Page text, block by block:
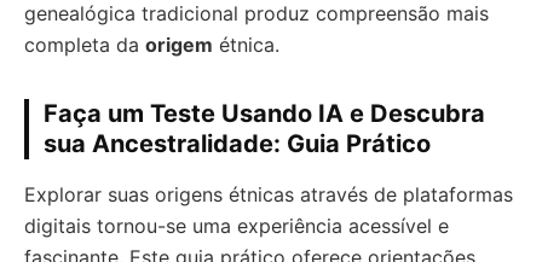
genealógica tradicional produz compreensão mais
completa da origem étnica.
Faça um Teste Usando IA e Descubra
sua Ancestralidade: Guia Prático
Explorar suas origens étnicas através de plataformas
digitais tornou-se uma experiência acessível e